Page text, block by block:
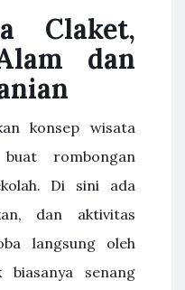
Claket,
dan
konsep wisata
rombongan
Di sini ada
dan aktivitas
langsung oleh
biasanya senang